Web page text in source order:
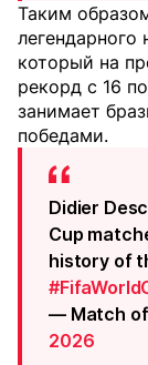
Таким
который на
рекорд с 16
занимает
победами.
Didier
Cup
history of
— Match of
2026